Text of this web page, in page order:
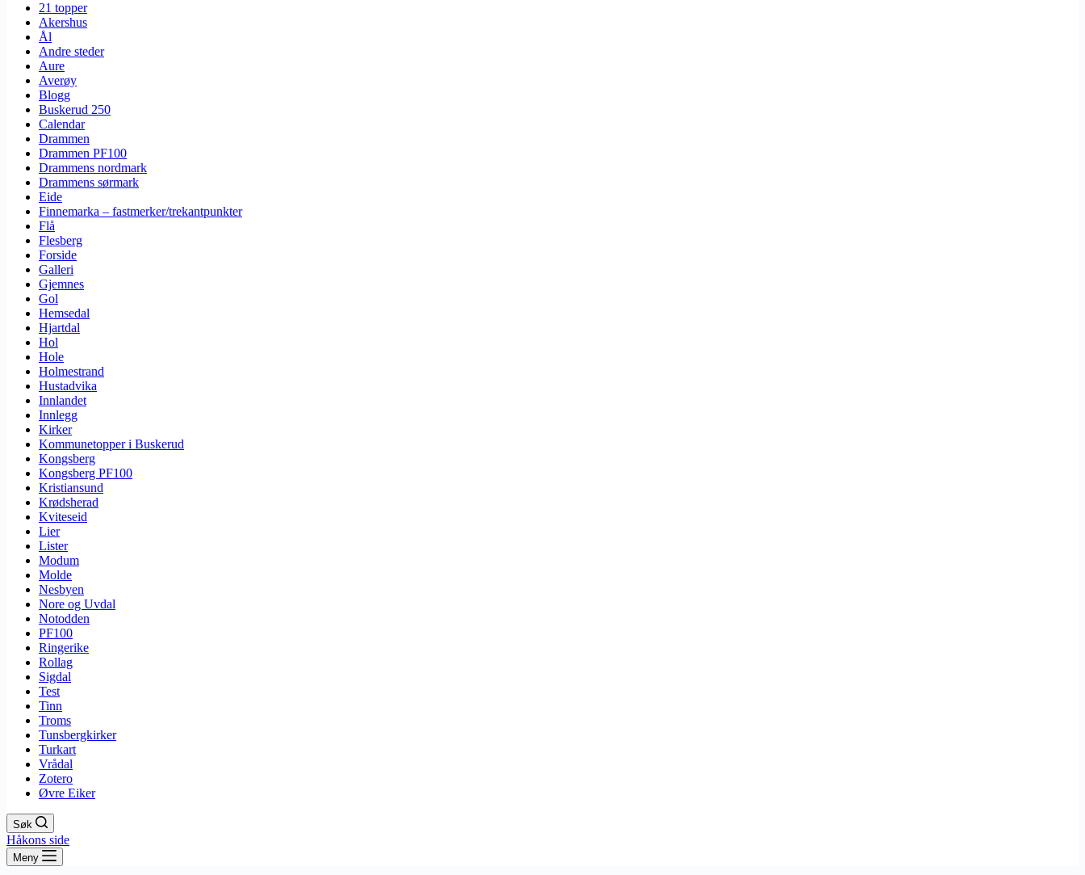
21 topper
Akershus
Ål
Andre steder
Aure
Averøy
Blogg
Buskerud 250
Calendar
Drammen
Drammen PF100
Drammens nordmark
Drammens sørmark
Eide
Finnemarka – fastmerker/trekantpunkter
Flå
Flesberg
Forside
Galleri
Gjemnes
Gol
Hemsedal
Hjartdal
Hol
Hole
Holmestrand
Hustadvika
Innlandet
Innlegg
Kirker
Kommunetopper i Buskerud
Kongsberg
Kongsberg PF100
Kristiansund
Krødsherad
Kviteseid
Lier
Lister
Modum
Molde
Nesbyen
Nore og Uvdal
Notodden
PF100
Ringerike
Rollag
Sigdal
Test
Tinn
Troms
Tunsbergkirker
Turkart
Vrådal
Zotero
Øvre Eiker
Søk
Håkons side
Meny